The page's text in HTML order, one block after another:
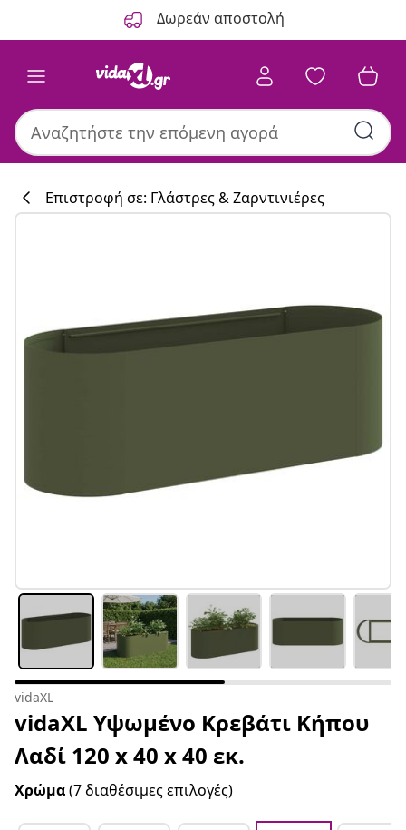
Δωρεάν αποστολή
#sharemevidaxl
Επιστροφή σε: Γλάστρες & Ζαρντινιέρες
vidaXL
vidaXL Υψωμένο Κρεβάτι Κήπου
Λαδί 120 x 40 x 40 εκ.
Χρώμα(7 διαθέσιμες επιλογές)